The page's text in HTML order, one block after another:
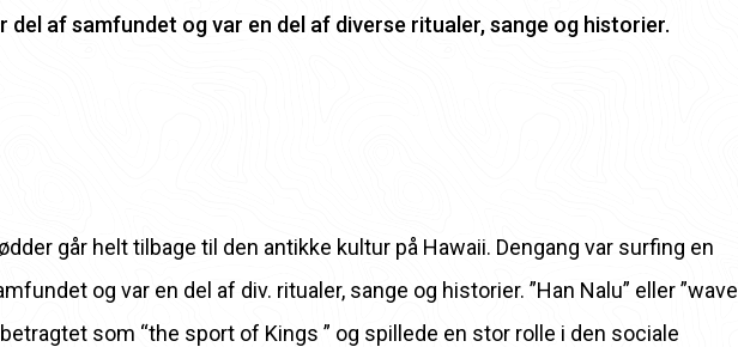
del af samfundet og var en del af diverse ritualer, sange og historier.
går helt tilbage til den antikke kultur på Hawaii. Dengang var surfing en
og var en del af div. ritualer, sange og historier. ”Han Nalu” eller ”wave
som “the sport of Kings ” og spillede en stor rolle i den sociale